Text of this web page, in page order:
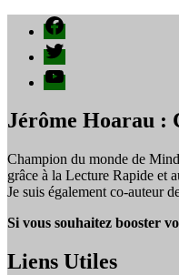
Facebook
Twitter
YouTube
Jérôme Hoarau :
Champion du monde de
grâce à la Lecture Rapide et
Je suis également co-auteur
Si vous souhaitez booster
Liens Utiles